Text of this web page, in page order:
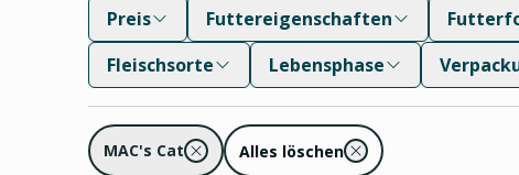
Preis Futtereigenschaften
Fleischsorte
Lebensphase
MAC's Cat Alles löschen